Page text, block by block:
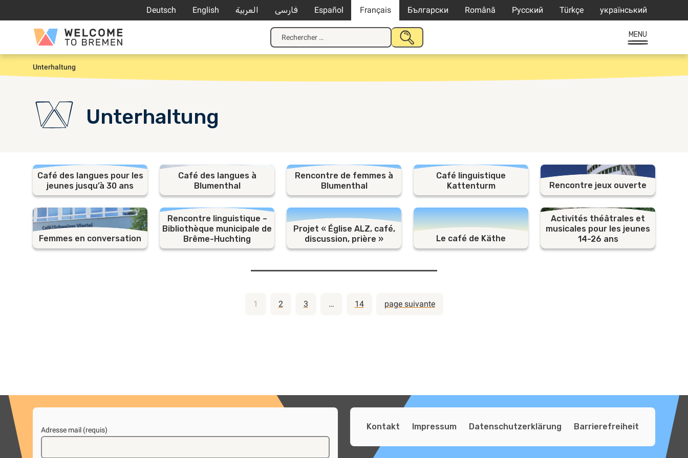
Deutsch English العربية فارسی Español Français Български Română Русский Türkçe український
Welcome
to
Bremen
Recherche
pour
:
SOUMETTRE
MENU
Accueil
Unterhaltung
Unterhaltung
Café des langues pour les
jeunes jusqu’à 30 ans
Café des langues à
Blumenthal
Rencontre de femmes à
Blumenthal
Café linguistique
Kattenturm
Rencontre jeux ouverte
Femmes en conversation
Rencontre linguistique –
Bibliothèque municipale de
Brême-Huchting
Projet « Église ALZ, café,
discussion, prière »
Le café de Käthe
Activités théâtrales et
musicales pour les jeunes
14-26 ans
Pagination
1 2 3 … 14 page suivante
Adresse mail (requis) Kontakt Impressum Datenschutzerklärung Barrierefreiheit